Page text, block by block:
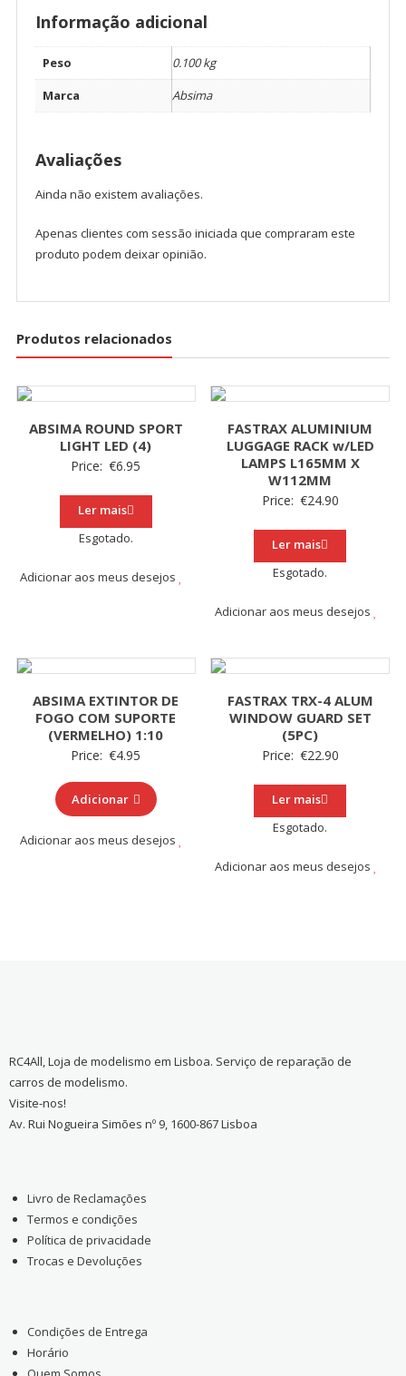
Informação adicional
Peso
0.100 kg
Marca
Absima
Avaliações
Ainda não existem avaliações.
Apenas clientes com sessão iniciada que compraram este
produto podem deixar opinião.
Produtos relacionados
ABSIMA ROUND SPORT
LIGHT LED (4)
Price: €6.95
Ler mais
Esgotado.
Adicionar aos meus desejos
FASTRAX ALUMINIUM
LUGGAGE RACK w/LED
LAMPS L165MM X
W112MM
Price: €24.90
Ler mais
Esgotado.
Adicionar aos meus desejos
ABSIMA EXTINTOR DE
FOGO COM SUPORTE
(VERMELHO) 1:10
Price: €4.95
Adicionar
Adicionar aos meus desejos
FASTRAX TRX-4 ALUM
WINDOW GUARD SET
(5PC)
Price: €22.90
Ler mais
Esgotado.
Adicionar aos meus desejos
RC4All, Loja de modelismo em Lisboa. Serviço de reparação de
carros de modelismo.
Visite-nos!
Av. Rui Nogueira Simões nº 9, 1600-867 Lisboa
Livro de Reclamações
Termos e condições
Política de privacidade
Trocas e Devoluções
Condições de Entrega
Horário